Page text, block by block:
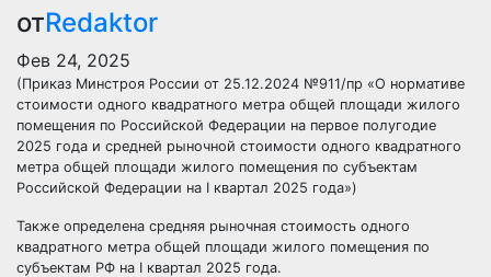
отRedaktor
Фев 24, 2025
(Приказ Минстроя России от 25.12.2024 №911/пр «О нормативе
стоимости одного квадратного метра общей площади жилого
помещения по Российской Федерации на первое полугодие
2025 года и средней рыночной стоимости одного квадратного
метра общей площади жилого помещения по субъектам
Российской Федерации на I квартал 2025 года»)
Также определена средняя рыночная стоимость одного
квадратного метра общей площади жилого помещения по
субъектам РФ на I квартал 2025 года.